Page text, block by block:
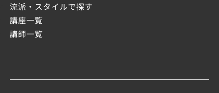
流派・スタイルで探す
講座一覧
講師一覧